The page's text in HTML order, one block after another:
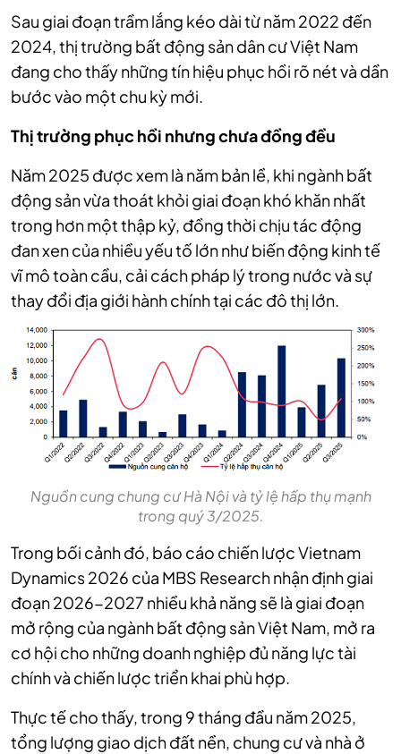
Sau giai đoạn trầm lắng kéo dài từ năm 2022 đến
2024, thị trường bất động sản dân cư Việt Nam
đang cho thấy những tín hiệu phục hồi rõ nét và dần
bước vào một chu kỳ mới.
Thị trường phục hồi nhưng chưa đồng đều
Năm 2025 được xem là năm bản lề, khi ngành bất
động sản vừa thoát khỏi giai đoạn khó khăn nhất
trong hơn một thập kỷ, đồng thời chịu tác động
đan xen của nhiều yếu tố lớn như biến động kinh tế
vĩ mô toàn cầu, cải cách pháp lý trong nước và sự
thay đổi địa giới hành chính tại các đô thị lớn.
Nguồn cung chung cư Hà Nội và tỷ lệ hấp thụ mạnh
trong quý 3/2025.
Trong bối cảnh đó, báo cáo chiến lược Vietnam
Dynamics 2026 của MBS Research nhận định giai
đoạn 2026-2027 nhiều khả năng sẽ là giai đoạn
mở rộng của ngành bất động sản Việt Nam, mở ra
cơ hội cho những doanh nghiệp đủ năng lực tài
chính và chiến lược triển khai phù hợp.
Thực tế cho thấy, trong 9 tháng đầu năm 2025,
tổng lượng giao dịch đất nền, chung cư và nhà ở